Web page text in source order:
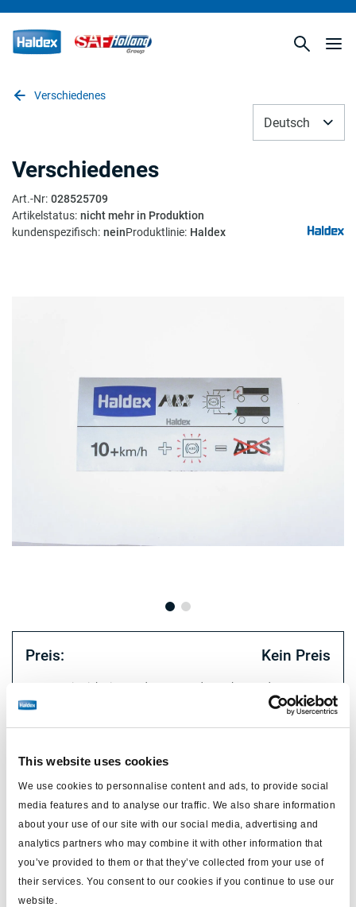
This website uses cookies
We use cookies to personnalise content and ads, to provide social
media features and to analyse our traffic. We also share information
about your use of our site with our social media, advertising and
analytics partners who may combine it with other information that
you’ve provided to them or that they’ve collected from your use of
their services. You consent to our cookies if you continue to use our
website.
Verschiedenes
Deutsch
Verschiedenes
Art.-Nr: 028525709
Artikelstatus: nicht mehr in Produktion
kundenspezifisch: neinProduktlinie: Haldex
Preis: Kein Preis
Loggen Sie sich ein, um den Bestand zu sehen und zu
bestellen.
Technische Daten
Typ Hinweisaufkleber
Attr. A für ABS
Attr. B
Darstellung (>10 km/h +
Lampe = ABS Fehler)